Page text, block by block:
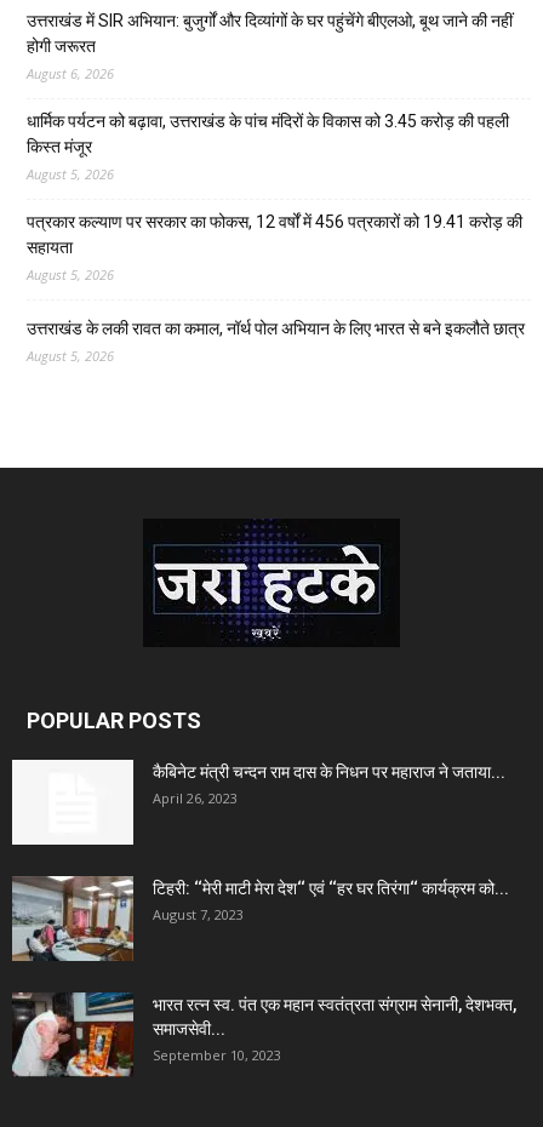
उत्तराखंड में SIR अभियान: बुजुर्गों और दिव्यांगों के घर पहुंचेंगे बीएलओ, बूथ जाने की नहीं
होगी जरूरत
August 6, 2026
धार्मिक पर्यटन को बढ़ावा, उत्तराखंड के पांच मंदिरों के विकास को 3.45 करोड़ की पहली
किस्त मंजूर
August 5, 2026
पत्रकार कल्याण पर सरकार का फोकस, 12 वर्षों में 456 पत्रकारों को 19.41 करोड़ की
सहायता
August 5, 2026
उत्तराखंड के लकी रावत का कमाल, नॉर्थ पोल अभियान के लिए भारत से बने इकलौते छात्र
August 5, 2026
POPULAR POSTS
कैबिनेट मंत्री चन्दन राम दास के निधन पर महाराज ने जताया...
April 26, 2023
टिहरी: ‘‘मेरी माटी मेरा देश‘‘ एवं ‘‘हर घर तिरंगा‘‘ कार्यक्रम को...
August 7, 2023
भारत रत्न स्व. पंत एक महान स्वतंत्रता संग्राम सेनानी, देशभक्त,
समाजसेवी...
September 10, 2023